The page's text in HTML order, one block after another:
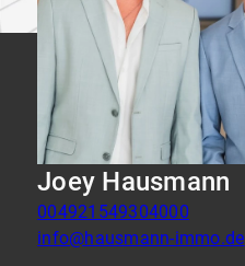
Joey Hausmann
004921549304000
info@hausmann-immo.de